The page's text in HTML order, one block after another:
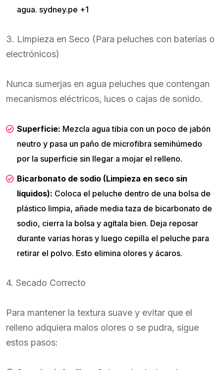
agua. sydney.pe +1
3. Limpieza en Seco (Para peluches con baterías o
electrónicos)
Nunca sumerjas en agua peluches que contengan
mecanismos eléctricos, luces o cajas de sonido.
Superficie: Mezcla agua tibia con un poco de jabón
neutro y pasa un paño de microfibra semihúmedo
por la superficie sin llegar a mojar el relleno.
Bicarbonato de sodio (Limpieza en seco sin
líquidos): Coloca el peluche dentro de una bolsa de
plástico limpia, añade media taza de bicarbonato de
sodio, cierra la bolsa y agítala bien. Deja reposar
durante varias horas y luego cepilla el peluche para
retirar el polvo. Esto elimina olores y ácaros.
4. Secado Correcto
Para mantener la textura suave y evitar que el
relleno adquiera malos olores o se pudra, sigue
estos pasos: